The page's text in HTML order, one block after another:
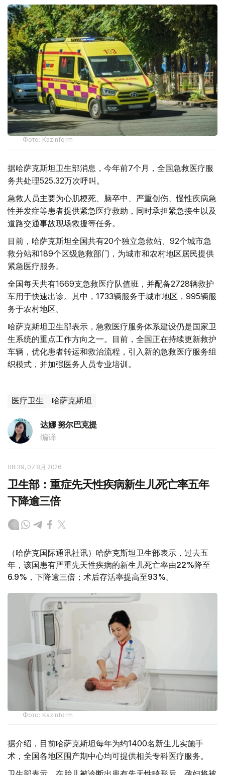
Фото: Kazinform
据哈萨克斯坦卫生部消息，今年前7个月，全国急救医疗服
务共处理525.32万次呼叫。
急救人员主要为心肌梗死、脑卒中、严重创伤、慢性疾病急
性并发症等患者提供紧急医疗救助，同时承担紧急接生以及
道路交通事故现场救援等任务。
目前，哈萨克斯坦全国共有20个独立急救站、92个城市急
救分站和189个区级急救部门，为城市和农村地区居民提供
紧急医疗服务。
全国每天共有1669支急救医疗队值班，并配备2728辆救护
车用于快速出诊。其中，1733辆服务于城市地区，995辆服
务于农村地区。
哈萨克斯坦卫生部表示，急救医疗服务体系建设仍是国家卫
生系统的重点工作方向之一。目前，全国正在持续更新救护
车辆，优化患者转运和救治流程，引入新的急救医疗服务组
织模式，并加强医务人员专业培训。
医疗卫生 哈萨克斯坦
达娜 努尔巴克提
编译
08:39, 07 8月 2026
卫生部：重症先天性疾病新生儿死亡率五年
下降逾三倍
（哈萨克国际通讯社讯）哈萨克斯坦卫生部表示，过去五
年，该国患有严重先天性疾病的新生儿死亡率由22%降至
6.9%，下降逾三倍；术后存活率提高至93%。
Фото: Kazinform
据介绍，目前哈萨克斯坦每年为约1400名新生儿实施手
术，全国各地区围产期中心均可提供相关专科医疗服务。